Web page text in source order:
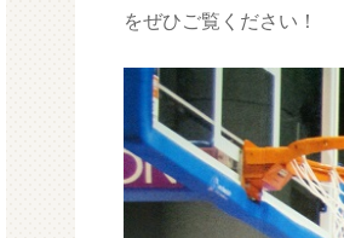
をぜひご覧ください！